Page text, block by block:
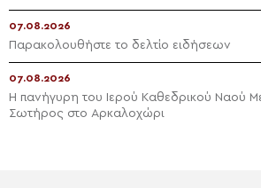
07.08.2026
Παρακολουθήστε το δελτίο ειδήσεων
07.08.2026
Η πανήγυρη του Ιερού Καθεδρικού Ναού
Σωτήρος στο Αρκαλοχώρι